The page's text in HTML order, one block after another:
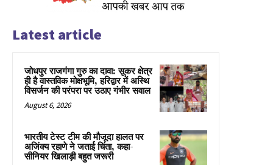
Latest article
जोधपुर राजगंगा गुरु का दावा: सूकर क्षेत्र
ही है वास्तविक मोक्षभूमि, हरिद्वार में अस्थि
विसर्जन की परंपरा पर उठाए गंभीर सवाल
August 6, 2026
भारतीय टेस्ट टीम की मौजूदा हालत पर
अजिंक्य रहाणे ने जताई चिंता, कहा-
सीनियर खिलाड़ी बहुत जरूरी